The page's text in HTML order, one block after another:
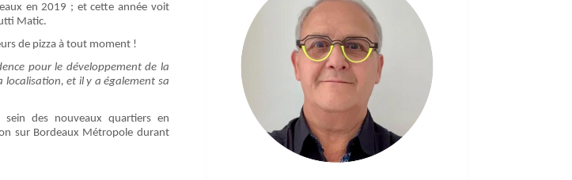
en 2019 ; et cette année voit
Matic.
de pizza à tout moment !
pour le développement de la
localisation, et il y a également sa
des nouveaux quartiers en
sur Bordeaux Métropole durant